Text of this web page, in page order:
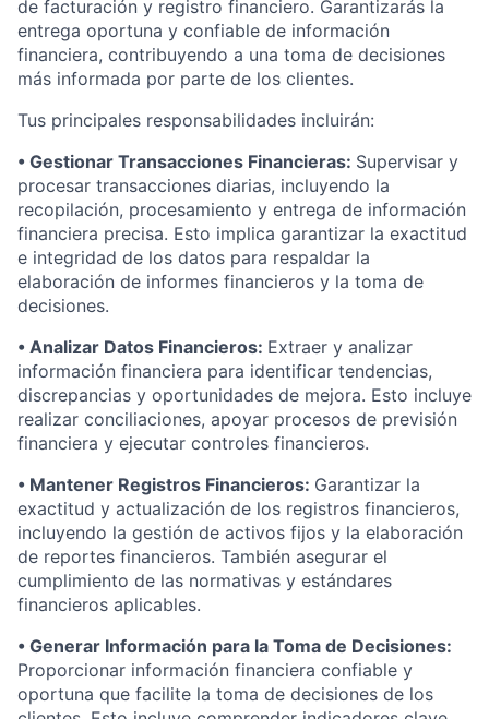
de facturación y registro financiero. Garantizarás la
entrega oportuna y confiable de información
financiera, contribuyendo a una toma de decisiones
más informada por parte de los clientes.
Tus principales responsabilidades incluirán:
• Gestionar Transacciones Financieras: Supervisar y
procesar transacciones diarias, incluyendo la
recopilación, procesamiento y entrega de información
financiera precisa. Esto implica garantizar la exactitud
e integridad de los datos para respaldar la
elaboración de informes financieros y la toma de
decisiones.
• Analizar Datos Financieros: Extraer y analizar
información financiera para identificar tendencias,
discrepancias y oportunidades de mejora. Esto incluye
realizar conciliaciones, apoyar procesos de previsión
financiera y ejecutar controles financieros.
• Mantener Registros Financieros: Garantizar la
exactitud y actualización de los registros financieros,
incluyendo la gestión de activos fijos y la elaboración
de reportes financieros. También asegurar el
cumplimiento de las normativas y estándares
financieros aplicables.
• Generar Información para la Toma de Decisiones:
Proporcionar información financiera confiable y
oportuna que facilite la toma de decisiones de los